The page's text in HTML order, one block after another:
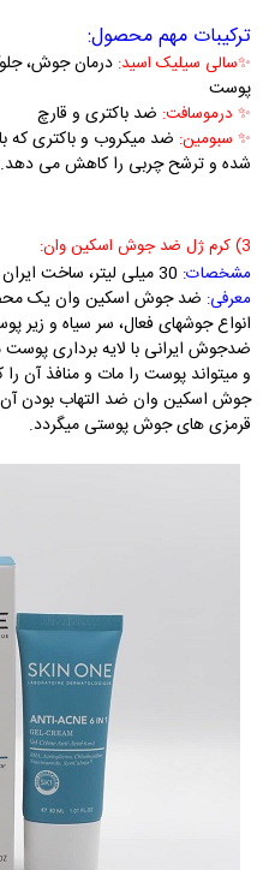
ترکیبات مهم محصول:
✨سالی سیلیک اسید: درمان جوش،
پوست
✨ درموسافت: ضد باکتری و قارچ
✨ سبومین: ضد میکروب و باکتری که
شده و ترشح چربی را کاهش می دهد.
3) کرم ژل ضد جوش اسکین وان:
مشخصات: 30 میلی لیتر، ساخت ایران
معرفی:
انواع جوشهای فعال، سر سیاه و زیر
ضدجوش ایرانی با لایه برداری
و میتواند پوست را مات و منافذ آن
جوش اسکین وان ضد التهاب بودن
قرمزی های جوش پوستی میگردد.